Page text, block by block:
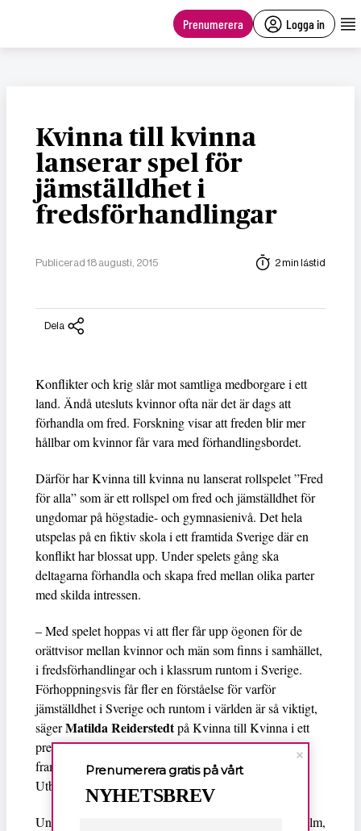
Prenumerera Logga in
Kvinna till kvinna
lanserar spel för
jämställdhet i
fredsförhandlingar
Publicerad 18 augusti, 2015 2 min lästid
Dela
Konflikter och krig slår mot samtliga medborgare i ett
land. Ändå utesluts kvinnor ofta när det är dags att
förhandla om fred. Forskning visar att freden blir mer
hållbar om kvinnor får vara med förhandlingsbordet.
Därför har Kvinna till kvinna nu lanserat rollspelet ”Fred
för alla” som är ett rollspel om fred och jämställdhet för
ungdomar på högstadie- och gymnasienivå. Det hela
utspelas på en fiktiv skola i ett framtida Sverige där en
konflikt har blossat upp. Under spelets gång ska
deltagarna förhandla och skapa fred mellan olika parter
med skilda intressen.
– Med spelet hoppas vi att fler får upp ögonen för de
orättvisor mellan kvinnor och män som finns i samhället,
i fredsförhandlingar och i klassrum runtom i Sverige.
Förhoppningsvis får fler en förståelse för varför
jämställdhet i Sverige och runtom i världen är så viktigt,
sägerMatilda Reiderstedtpå Kvinna till Kvinna i ett
pressmeddelande. Reiderstedt har varit med och tagit
fram spelet ihop med Pedagogiskt Centrum för
Utbildning med finansiering av Arvsfonden.
Under hösten erbjuds spelet gratis till skolor i Stockholm,
Prenumerera gratis på vårt
NYHETSBREV